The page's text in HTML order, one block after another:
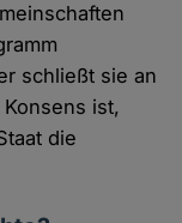
schließt sie an
ist,
die